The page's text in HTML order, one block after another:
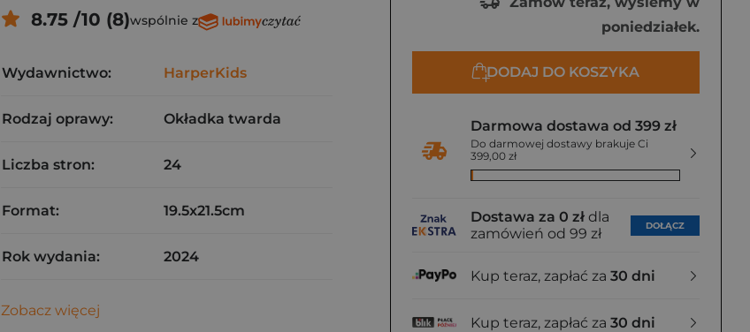
poniedziałek.
DODAJ DO KOSZYKA
Darmowa dostawa od 399 zł
Do darmowej dostawy brakuje Ci
399,00 zł
Dostawa za 0 zł dla
zamówień od 99 zł
DOŁĄCZ
Kup teraz, zapłać za 30 dni
Kup teraz, zapłać za 30 dni
8.75 /10 (8)wspólnie z
Wydawnictwo: HarperKids
Rodzaj oprawy: Okładka twarda
Liczba stron: 24
Format: 19.5x21.5cm
Rok wydania: 2024
Zobacz więcej